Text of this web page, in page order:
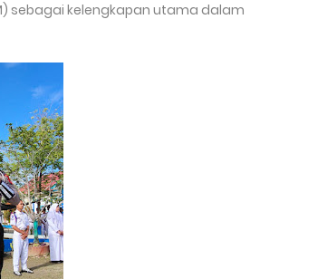
sebagai kelengkapan utama dalam